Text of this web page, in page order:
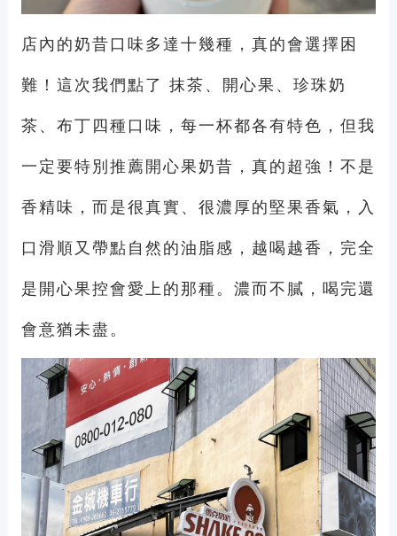
店內的奶昔口味多達十幾種，真的會選擇困
難！這次我們點了 抹茶、開心果、珍珠奶
茶、布丁四種口味，每一杯都各有特色，但我
一定要特別推薦開心果奶昔，真的超強！不是
香精味，而是很真實、很濃厚的堅果香氣，入
口滑順又帶點自然的油脂感，越喝越香，完全
是開心果控會愛上的那種。濃而不膩，喝完還
會意猶未盡。